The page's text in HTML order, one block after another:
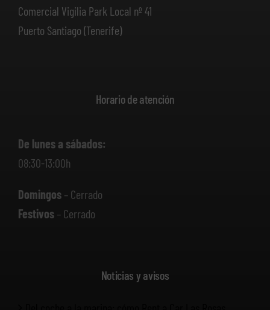
Comercial Vigilia Park Local nº 41
Puerto Santiago (Tenerife)
Horario de atención
De lunes a sábados:
08:30-13:00h
Domingos– Cerrado
Festivos– Cerrado
Noticias y avisos